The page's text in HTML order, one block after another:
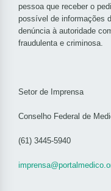
pessoa que receber o
possível de informações
denúncia à autoridade
fraudulenta e criminosa.
Setor de Imprensa
Conselho Federal de
(61) 3445-5940